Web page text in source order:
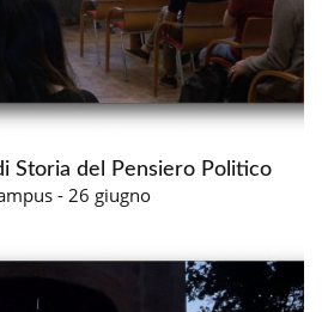
Storia del Pensiero Politico
- 26 giugno